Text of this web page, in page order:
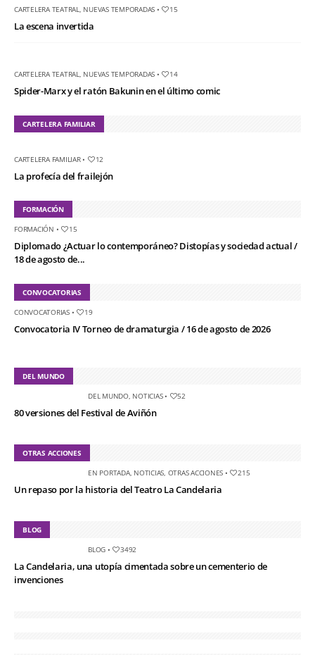
CARTELERA TEATRAL NUEVAS TEMPORADAS • 15
La escena invertida
CARTELERA TEATRAL NUEVAS TEMPORADAS • 14
Spider-Marx y el ratón Bakunin en el último comic
CARTELERA FAMILIAR
CARTELERA FAMILIAR• 12
La profecía del frailejón
FORMACIÓN
FORMACIÓN • 15
Diplomado ¿Actuar lo contemporáneo? Distopías y sociedad actual /
18 de agosto de...
CONVOCATORIAS
CONVOCATORIAS• 19
Convocatoria IV Torneo de dramaturgia / 16 de agosto de 2026
DEL MUNDO
DEL MUNDO, NOTICIAS• 52
80 versiones del Festival de Aviñón
OTRAS ACCIONES
EN PORTADA, NOTICIAS OTRAS ACCIONES • 215
Un repaso por la historia del Teatro La Candelaria
BLOG
BLOG • 3492
La Candelaria, una utopía cimentada sobre un cementerio de
invenciones